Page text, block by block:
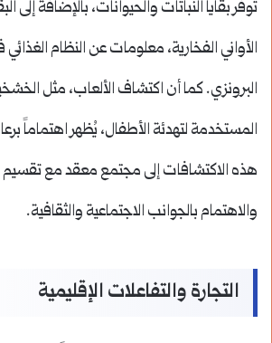
توفر بقايا النباتات والحيوانات، بالإضافة إلى
الأواني الفخارية، معلومات عن النظام
البرونزي. كما أن اكتشاف الألعاب، مثل
المستخدمة لتهدئة الأطفال، يُظهر اهتماماً
هذه الاكتشافات إلى مجتمع معقد مع
والاهتمام بالجوانب الاجتماعية والثقافية.
التجارة والتفاعلات الإقليمية